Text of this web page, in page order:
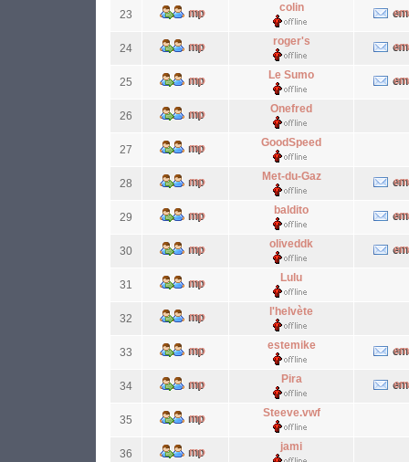
23
colin
24
roger's
25
Le Sumo
26
Onefred
27
GoodSpeed
28
Met-du-Gaz
29
baldito
30
oliveddk
31
Lulu
32
l'helvète
33
estemike
34
Pira
35
Steeve.vwf
36
jami